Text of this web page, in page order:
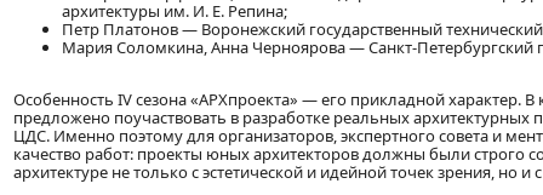
архитектуры им. И. Е. Репина;
Петр Платонов — Воронежский государственный технический
Мария Соломкина, Анна Черноярова — Санкт-Петербургский
Особенность IV сезона «АРХпроекта» — его прикладной характер.
предложено поучаствовать в разработке реальных
ЦДС. Именно поэтому для организаторов, экспертного совета и
качество работ: проекты юных архитекторов должны были строго
архитектуре не только с эстетической и идейной точек зрения, но